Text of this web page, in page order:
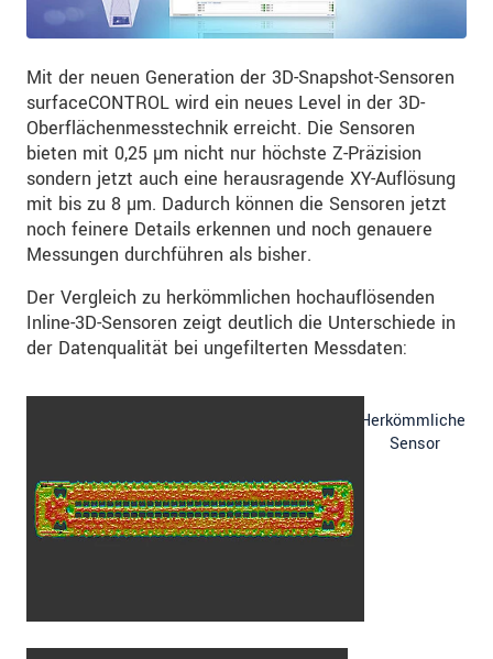
Mit der neuen Generation der 3D-Snapshot-Sensoren
surfaceCONTROL wird ein neues Level in der 3D-
Oberflächenmesstechnik erreicht. Die Sensoren
bieten mit 0,25 µm nicht nur höchste Z-Präzision
sondern jetzt auch eine herausragende XY-Auflösung
mit bis zu 8 µm. Dadurch können die Sensoren jetzt
noch feinere Details erkennen und noch genauere
Messungen durchführen als bisher.
Der Vergleich zu herkömmlichen hochauflösenden
Inline-3D-Sensoren zeigt deutlich die Unterschiede in
der Datenqualität bei ungefilterten Messdaten:
Herkömmlicher
Sensor